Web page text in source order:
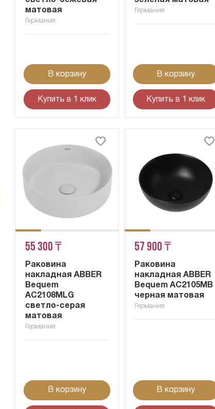
матовая
Германия
В корзину
Купить в 1 клик
Германия
В корзину
Купить в 1 клик
55 300 ₸
Раковина
накладная ABBER
Bequem
AC2108MLG
светло-серая
матовая
Германия
В корзину
57 900 ₸
Раковина
накладная ABBER
Bequem AC2105MB
черная матовая
Германия
В корзину